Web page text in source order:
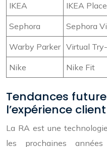
IKEA IKEA Place
Sephora Sephora
Warby Parker Virtual
Nike Nike Fit
Tendances
l’expérience
La RA est une
les prochaines